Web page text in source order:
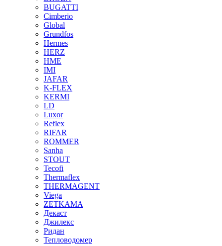
BUGATTI
Cimberio
Global
Grundfos
Hermes
HERZ
HME
IMI
JAFAR
K-FLEX
KERMI
LD
Luxor
Reflex
RIFAR
ROMMER
Sanha
STOUT
Tecofi
Thermaflex
THERMAGENT
Viega
ZETKAMA
Декаст
Джилекс
Ридан
Тепловодомер